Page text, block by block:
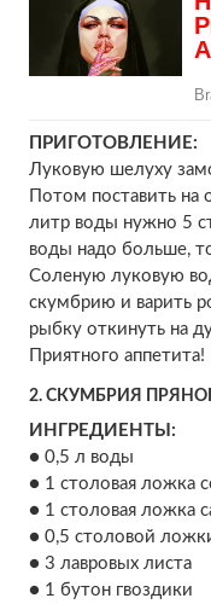
ПРИГОТОВЛЕНИЕ:
Луковую шелуху
Потом поставить на
литр воды нужно 5
воды надо больше,
Соленую луковую
скумбрию и варить
рыбку откинуть на
Приятного аппетита!
2. СКУМБРИЯ
ИНГРЕДИЕНТЫ:
● 0,5 л воды
● 1 столовая ложка
● 1 столовая ложка
● 0,5 столовой
● 3 лавровых листа
● 1 бутон гвоздики